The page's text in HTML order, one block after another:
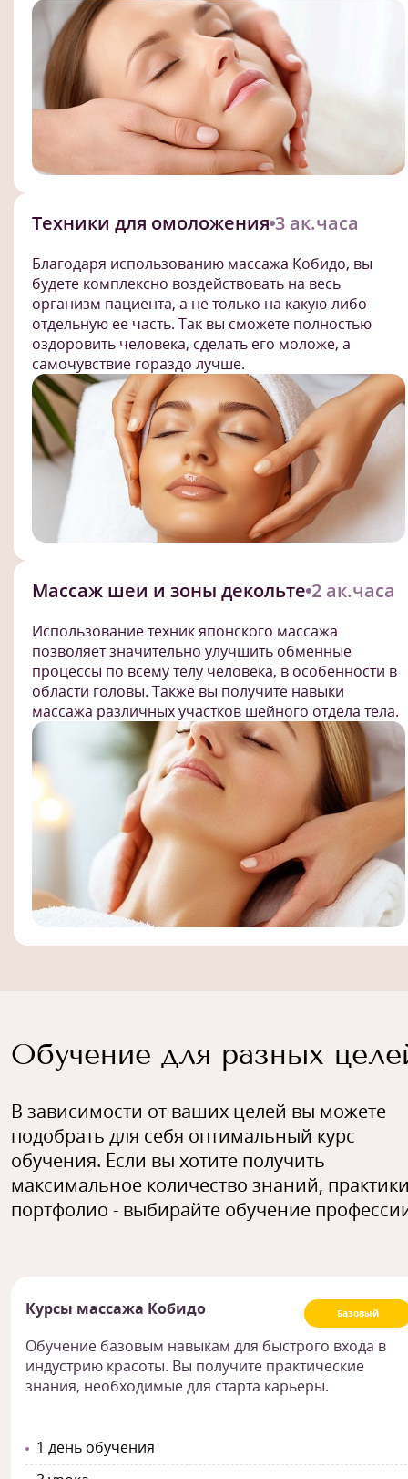
Техники для омоложения 3 ак.часа
Благодаря использованию массажа Кобидо, вы
будете комплексно воздействовать на весь
организм пациента, а не только на какую-либо
отдельную ее часть. Так вы сможете полностью
оздоровить человека, сделать его моложе, а
самочувствие гораздо лучше.
Массаж шеи и зоны декольте 2 ак.часа
Использование техник японского массажа
позволяет значительно улучшить обменные
процессы по всему телу человека, в особенности в
области головы. Также вы получите навыки
массажа различных участков шейного отдела тела.
Обучение для разных
В зависимости от ваших целей вы можете
подобрать для себя оптимальный курс
обучения. Если вы хотите получить
максимальное количество знаний,
портфолио - выбирайте обучение
Базовый
Курсы массажа Кобидо
Обучение базовым навыкам для быстрого входа в
индустрию красоты. Вы получите практические
знания, необходимые для старта карьеры.
1 день обучения